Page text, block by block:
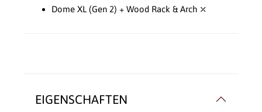
Dome XL (Gen 2) + Wood Rack & Arch ⤫
EIGENSCHAFTEN